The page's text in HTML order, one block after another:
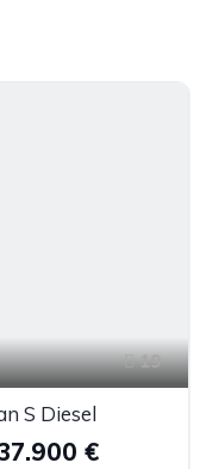
19
S Diesel
€